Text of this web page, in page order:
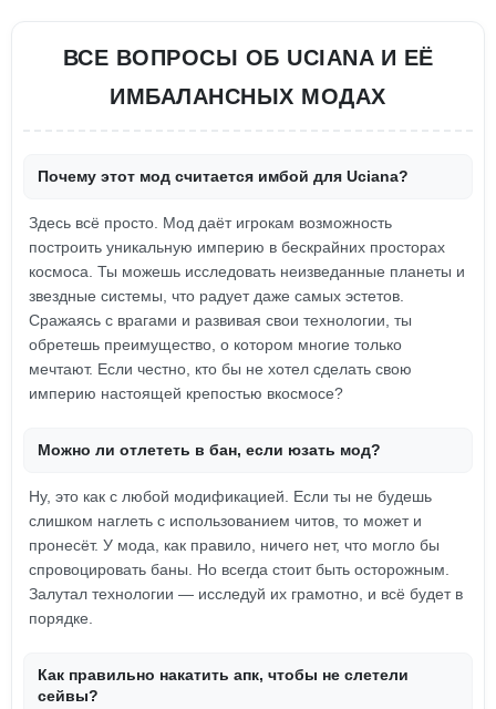
ВСЕ ВОПРОСЫ ОБ UCIANA И ЕЁ
ИМБАЛАНСНЫХ МОДАХ
Почему этот мод считается имбой для Uciana?
Здесь всё просто. Мод даёт игрокам возможность
построить уникальную империю в бескрайних просторах
космоса. Ты можешь исследовать неизведанные планеты и
звездные системы, что радует даже самых эстетов.
Сражаясь с врагами и развивая свои технологии, ты
обретешь преимущество, о котором многие только
мечтают. Если честно, кто бы не хотел сделать свою
империю настоящей крепостью вкосмосе?
Можно ли отлететь в бан, если юзать мод?
Ну, это как с любой модификацией. Если ты не будешь
слишком наглеть с использованием читов, то может и
пронесёт. У мода, как правило, ничего нет, что могло бы
спровоцировать баны. Но всегда стоит быть осторожным.
Залутал технологии — исследуй их грамотно, и всё будет в
порядке.
Как правильно накатить апк, чтобы не слетели
сейвы?